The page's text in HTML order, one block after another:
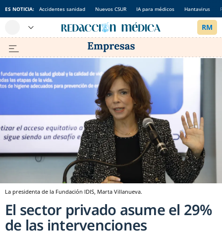
ES NOTICIA: Accidentes sanidad Nuevos CSUR IA para médicos Hantavirus
La presidenta de la Fundación IDIS, Marta Villanueva.
El sector privado asume el 29%
de las intervenciones